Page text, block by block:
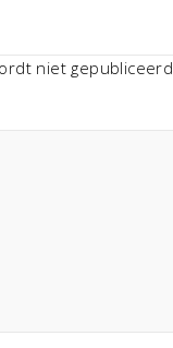
niet gepubliceerd.